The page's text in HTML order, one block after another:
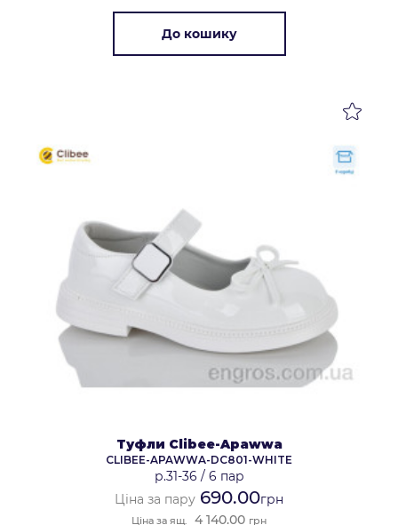
До кошику
Туфли Clibee-Apawwa
CLIBEE-APAWWA-DC801-WHITE
р.31-36 / 6 пар
Ціна за пару 690.00грн
Ціна за ящ. 4 140.00 грн